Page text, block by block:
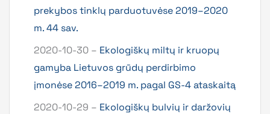
prekybos tinklų parduotuvėse 2019–2020
m. 44 sav.
2020-10-30 – Ekologiškų miltų ir kruopų
gamyba Lietuvos grūdų perdirbimo
įmonėse 2016–2019 m. pagal GS-4 ataskaitą
2020-10-29 – Ekologiškų bulvių ir daržovių